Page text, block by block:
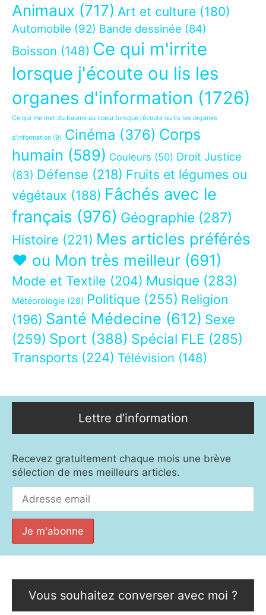
Animaux (717) Art et culture (180)
Automobile (92) Bande dessinée (84)
Boisson (148) Ce qui m'irrite
lorsque j'écoute ou lis les
organes d'information (1726)
Ce qui me met du baume au coeur lorsque j’écoute ou lis les organes
d’information (9) Cinéma (376) Corps
humain (589) Couleurs (50) Droit Justice
(83) Défense (218) Fruits et légumes ou
végétaux (188) Fâchés avec le
français (976) Géographie (287)
Histoire (221) Mes articles préférés
❤ ou Mon très meilleur (691)
Mode et Textile (204) Musique (283)
Météorologie (28) Politique (255) Religion
(196) Santé Médecine (612) Sexe
(259) Sport (388) Spécial FLE (285)
Transports (224) Télévision (148)
Lettre d’information
Recevez gratuitement chaque mois une brève
sélection de mes meilleurs articles.
Vous souhaitez converser avec moi ?